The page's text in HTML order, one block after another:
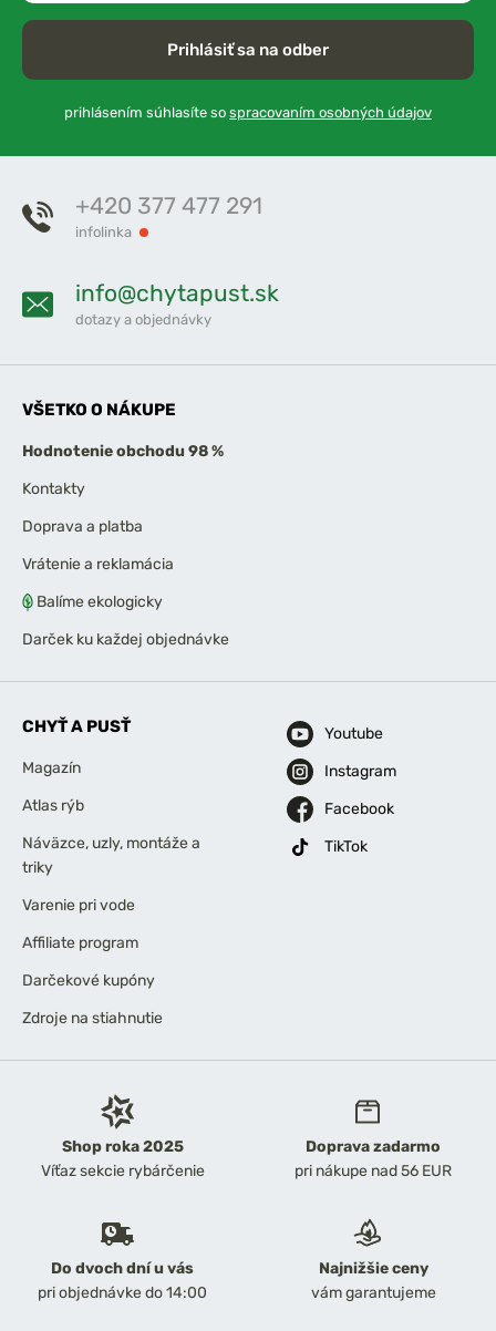
Prihlásiť sa na odber
prihlásením súhlasíte so spracovaním osobných údajov
Shop roka 2025
Víťaz sekcie rybárčenie
Doprava zadarmo
pri nákupe nad 56 EUR
Do dvoch dní u vás
pri objednávke do 14:00
Najnižšie ceny
vám garantujeme
+420 377 477 291
infolinka
info@chytapust.sk
dotazy a objednávky
VŠETKO O NÁKUPE
Hodnotenie obchodu 98 %
Kontakty
Doprava a platba
Vrátenie a reklamácia
Balíme ekologicky
Darček ku každej objednávke
CHYŤ A PUSŤ
Magazín
Atlas rýb
Náväzce, uzly, montáže a
triky
Varenie pri vode
Affiliate program
Darčekové kupóny
Zdroje na stiahnutie
Youtube
Instagram
Facebook
TikTok